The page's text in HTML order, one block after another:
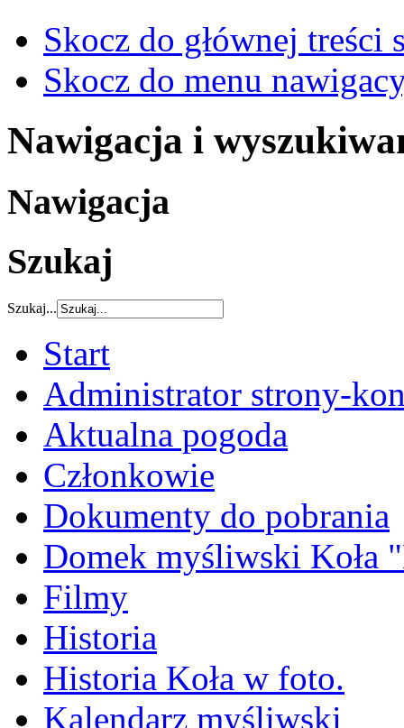
Skocz do głównej treści
Skocz do menu
Nawigacja i
Nawigacja
Szukaj
Szukaj...
Start
Administrator strony-
Aktualna pogoda
Członkowie
Dokumenty do pobrania
Domek myśliwski Koła
Filmy
Historia
Historia Koła w foto.
Kalendarz myśliwski